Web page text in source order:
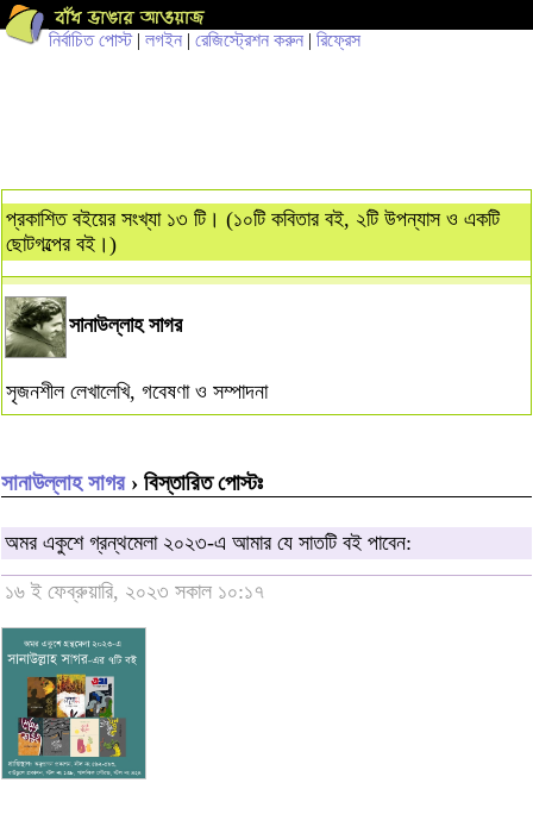
নির্বাচিত পোস্ট| লগইন | রেজিস্ট্রেশন করুন | রিফ্রেস
প্রকাশিত বইয়ের সংখ্যা ১৩ টি। (১০টি কবিতার বই, ২টি উপন্যাস ও একটি
ছোটগল্পের বই।)
সানাউল্লাহ সাগর
সৃজনশীল লেখালেখি, গবেষণা ও সম্পাদনা
সানাউল্লাহ সাগর› বিস্তারিত পোস্টঃ
অমর একুশে গ্রন্থমেলা ২০২৩-এ আমার যে সাতটি বই পাবেন:
১৬ ই ফেব্রুয়ারি, ২০২৩ সকাল ১০:১৭